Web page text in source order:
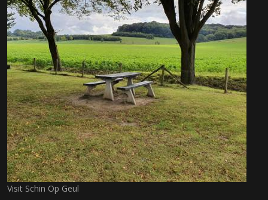
Visit Schin Op Geul